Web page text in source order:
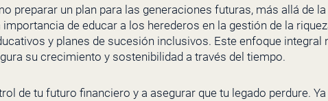
preparar un plan para las generaciones futuras, más allá de
de educar a los herederos en la gestión de la
y planes de sucesión inclusivos. Este enfoque integral
su crecimiento y sostenibilidad a través del tiempo.
de tu futuro financiero y a asegurar que tu legado perdure. Ya